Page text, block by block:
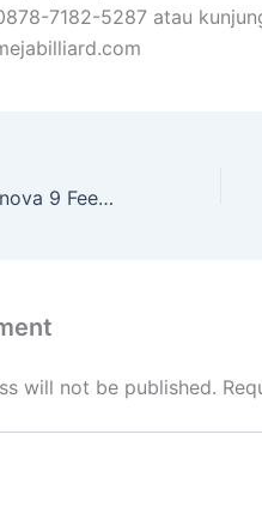
7182-5287 atau
Toko Meja Billiard Minnova 9 Feet Boyolali
will not be published.